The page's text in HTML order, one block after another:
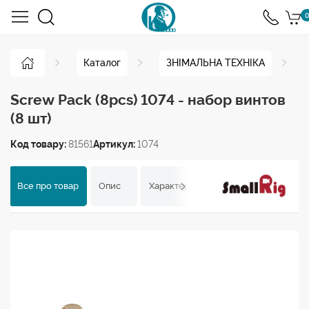
0
Каталог ЗНІМАЛЬНА ТЕХНІКА
Screw Pack (8pcs) 1074 - набор винтов
(8 шт)
Код товару:81561Артикул:1074
Все про товар Опис Характеристики Відгуки